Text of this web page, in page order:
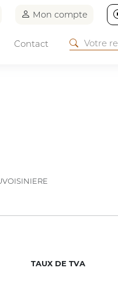
Mon compte
Contact
TAUX DE TVA